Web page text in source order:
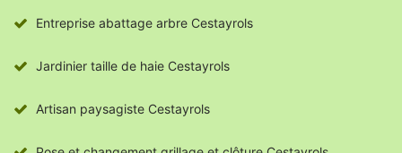
Entreprise abattage arbre Cestayrols
Jardinier taille de haie Cestayrols
Artisan paysagiste Cestayrols